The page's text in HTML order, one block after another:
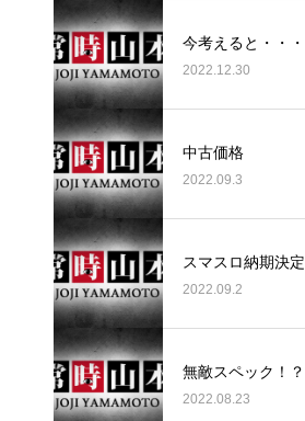
今考えると・・・
2022.12.30
中古価格
2022.09.3
スマスロ納期決定
2022.09.2
無敵スペック！？
2022.08.23